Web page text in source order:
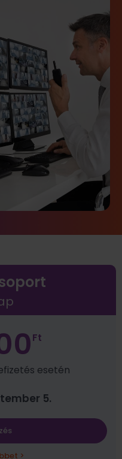
Ft
esetén
5.
>